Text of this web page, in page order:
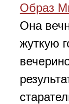
Образ
Она
жуткую